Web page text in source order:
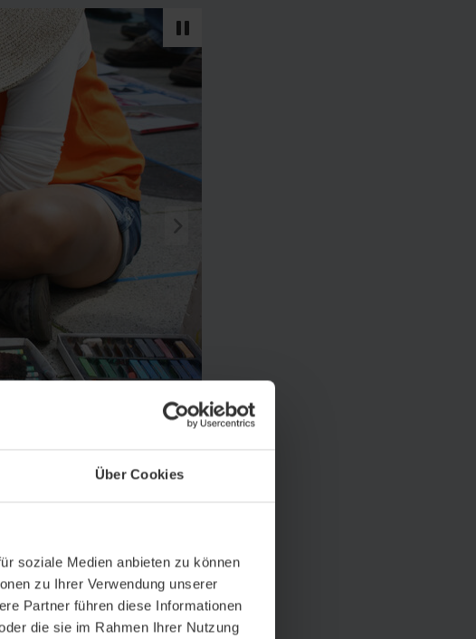
Über Cookies
soziale Medien anbieten zu können
zu Ihrer Verwendung unserer
Partner führen diese Informationen
die sie im Rahmen Ihrer Nutzung
s
vor
zur großen Segelregatta